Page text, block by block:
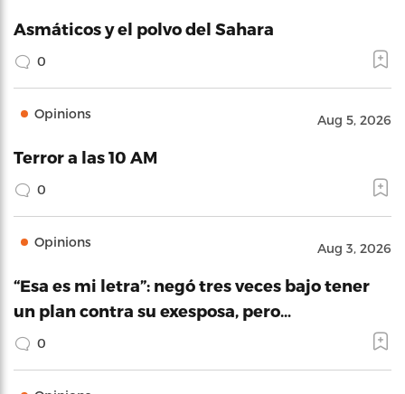
Asmáticos y el polvo del Sahara
0
Opinions Aug 5, 2026
Terror a las 10 AM
0
Opinions Aug 3, 2026
“Esa es mi letra”: negó tres veces bajo tener
un plan contra su exesposa, pero…
0